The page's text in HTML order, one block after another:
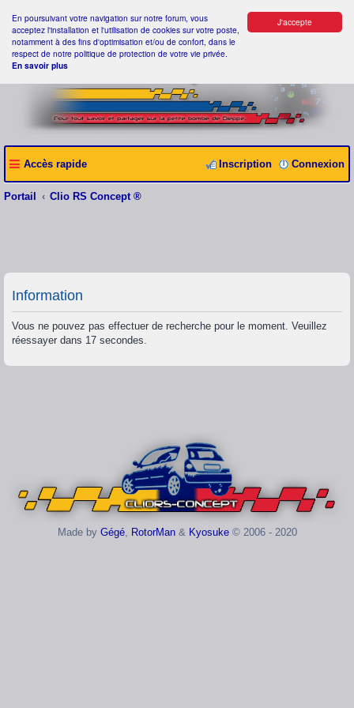
J'accepte
En poursuivant votre navigation sur notre forum, vous
acceptez l'installation et l'utilisation de cookies sur votre poste,
notamment à des fins d'optimisation et/ou de confort, dans le
respect de notre politique de protection de votre vie privée.
En savoir plus
Accès rapide Connexion
Inscription
Portail Clio RS Concept ®
Information
Vous ne pouvez pas effectuer de recherche pour le moment. Veuillez
réessayer dans 17 secondes.
Made by Gégé, RotorMan& Kyosuke© 2006 - 2020